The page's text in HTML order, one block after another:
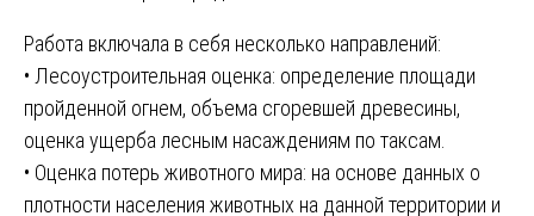
Работа включала в себя несколько направлений:
• Лесоустроительная оценка: определение площади
пройденной огнем, объема сгоревшей древесины,
оценка ущерба лесным насаждениям по таксам.
• Оценка потерь животного мира: на основе данных о
плотности населения животных на данной территории и